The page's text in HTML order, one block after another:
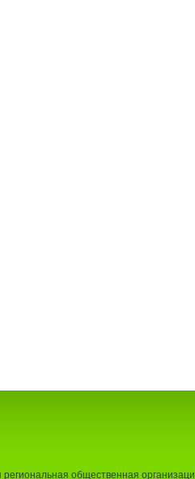
региональная общественная